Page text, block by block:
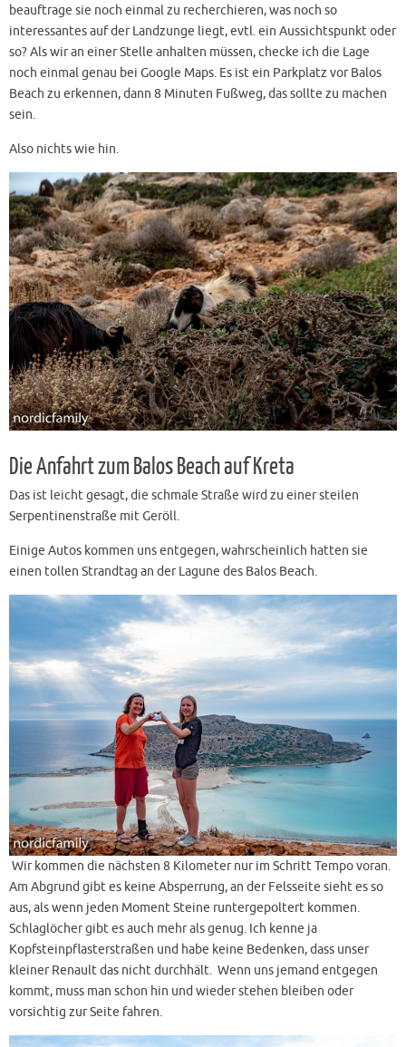
beauftrage sie noch einmal zu recherchieren, was noch so
interessantes auf der Landzunge liegt, evtl. ein Aussichtspunkt oder
so? Als wir an einer Stelle anhalten müssen, checke ich die Lage
noch einmal genau bei Google Maps. Es ist ein Parkplatz vor Balos
Beach zu erkennen, dann 8 Minuten Fußweg, das sollte zu machen
sein.
Also nichts wie hin.
Die Anfahrt zum Balos Beach auf Kreta
Das ist leicht gesagt, die schmale Straße wird zu einer steilen
Serpentinenstraße mit Geröll.
Einige Autos kommen uns entgegen, wahrscheinlich hatten sie
einen tollen Strandtag an der Lagune des Balos Beach.
Wir kommen die nächsten 8 Kilometer nur im Schritt Tempo voran.
Am Abgrund gibt es keine Absperrung, an der Felsseite sieht es so
aus, als wenn jeden Moment Steine runtergepoltert kommen.
Schlaglöcher gibt es auch mehr als genug. Ich kenne ja
Kopfsteinpflasterstraßen und habe keine Bedenken, dass unser
kleiner Renault das nicht durchhält. Wenn uns jemand entgegen
kommt, muss man schon hin und wieder stehen bleiben oder
vorsichtig zur Seite fahren.